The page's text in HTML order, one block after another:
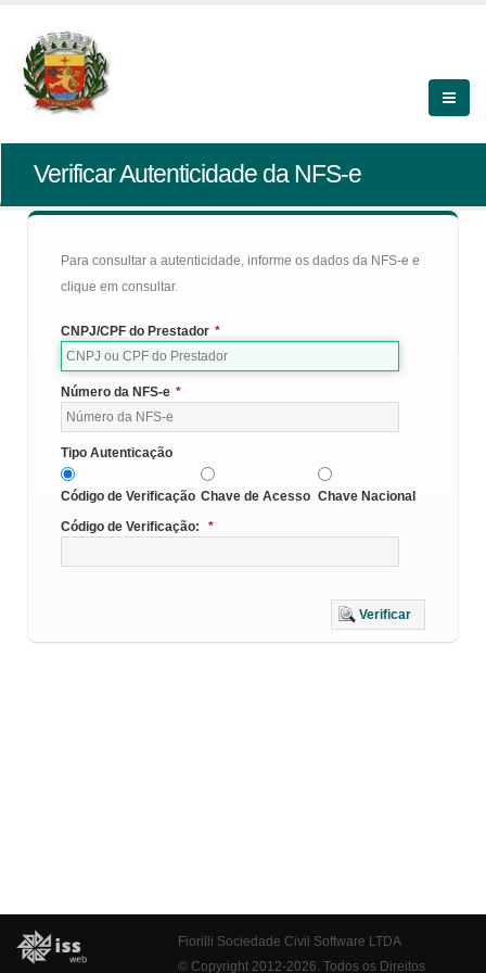
Verificar Autenticidade da NFS-e
Para consultar a autenticidade, informe os dados da NFS-e e
clique em consultar.
CNPJ/CPF do Prestador *
Número da NFS-e *
Tipo Autenticação
Código de Verificação Chave de Acesso Chave Nacional
Código de Verificação:
*
Verificar
Fiorilli Sociedade Civil Software LTDA
© Copyright 2012-2026. Todos os Direitos